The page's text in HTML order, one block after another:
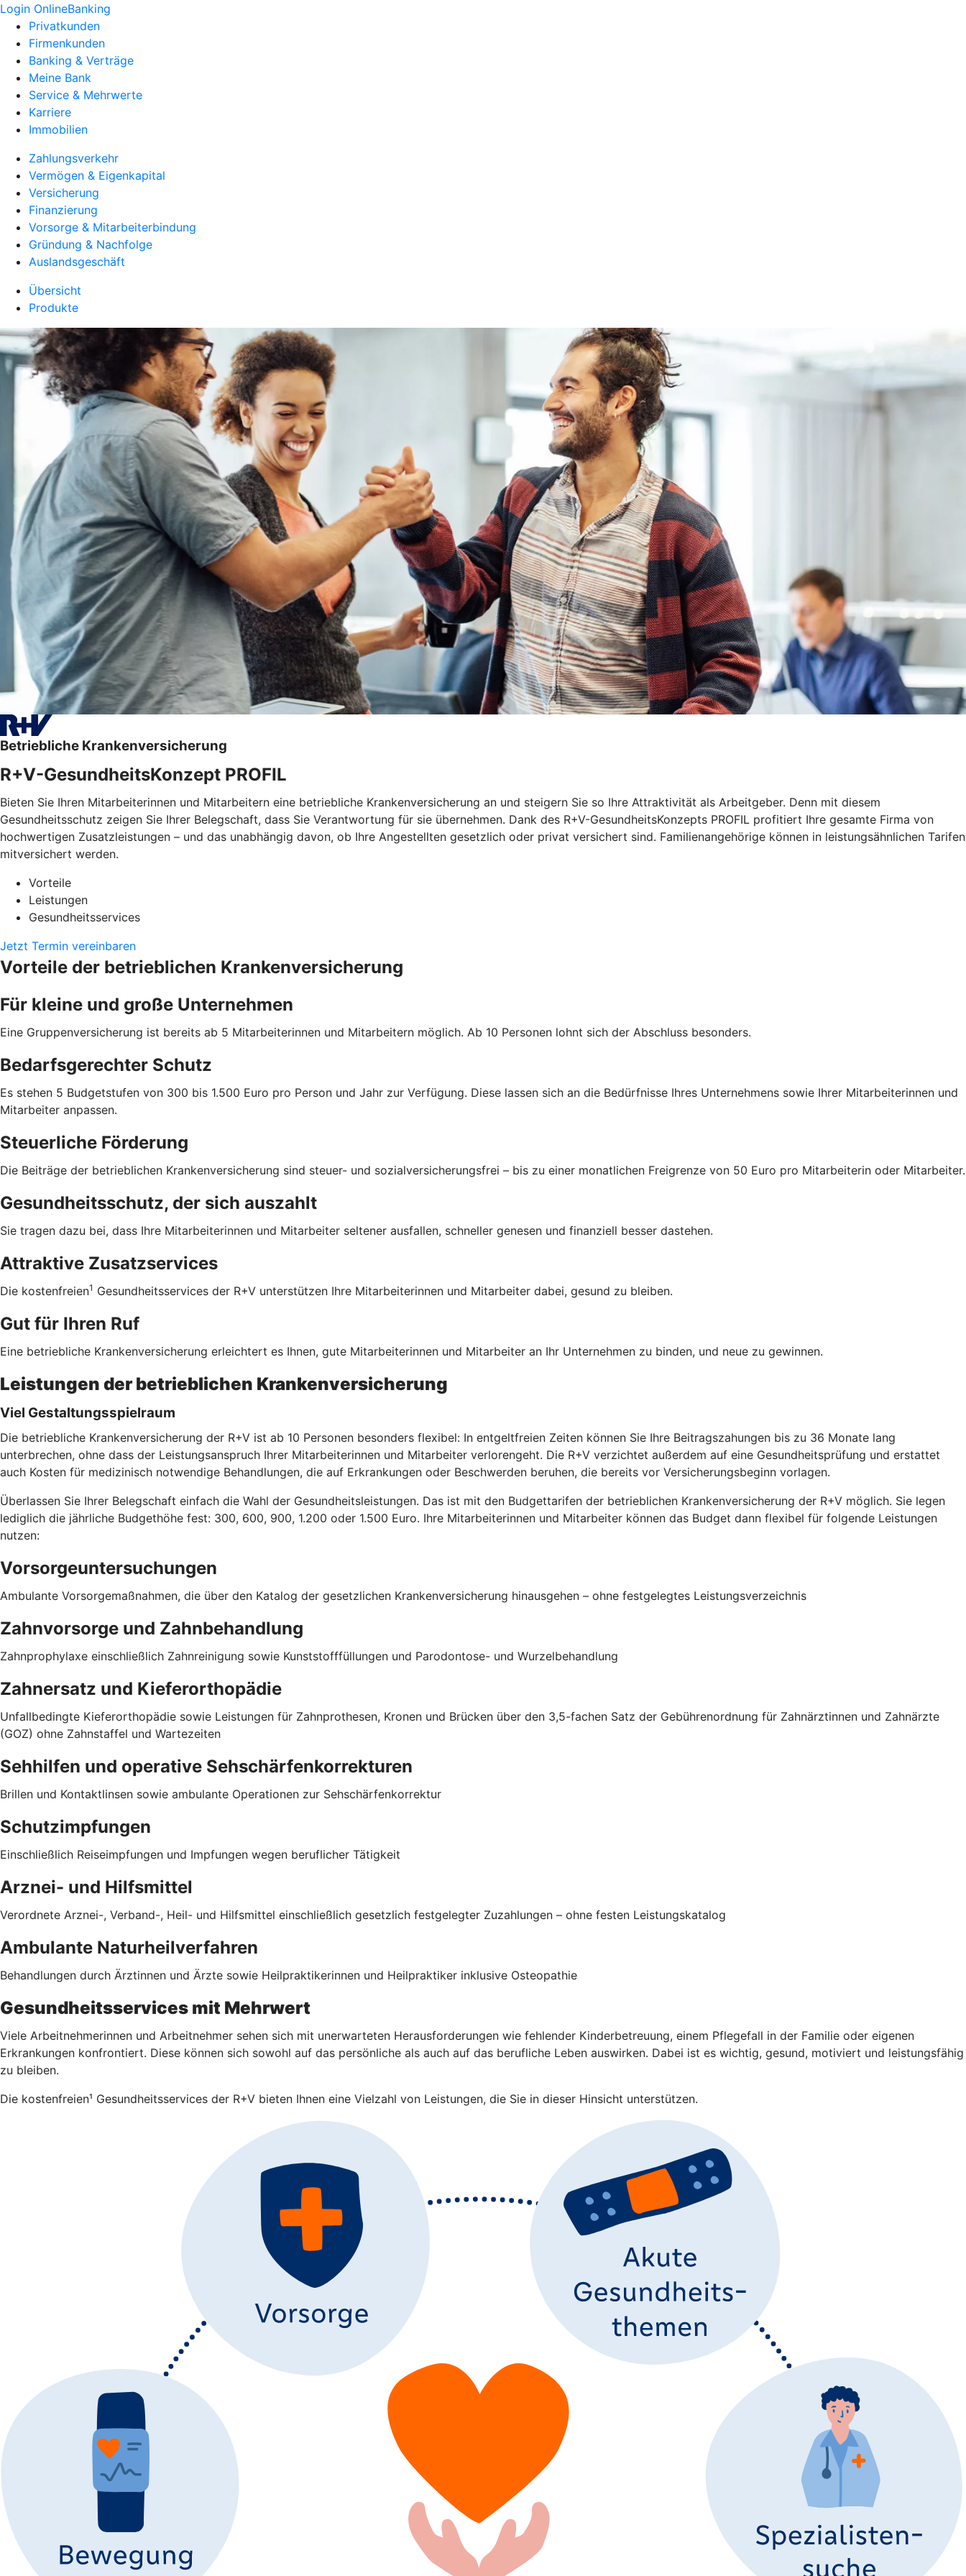
Login OnlineBanking
Privatkunden
Firmenkunden
Banking & Verträge
Meine Bank
Service & Mehrwerte
Karriere
Immobilien
Zahlungsverkehr
Vermögen & Eigenkapital
Versicherung
Finanzierung
Vorsorge & Mitarbeiterbindung
Gründung & Nachfolge
Auslandsgeschäft
Übersicht
Produkte
Betriebliche Krankenversicherung
R+V-GesundheitsKonzept PROFIL
Bieten Sie Ihren Mitarbeiterinnen und Mitarbeitern eine betriebliche Krankenversicherung an und steigern Sie so Ihre Attraktivität als Arbeitgeber. Denn mit diesem
Gesundheitsschutz zeigen Sie Ihrer Belegschaft, dass Sie Verantwortung für sie übernehmen. Dank des R+V-GesundheitsKonzepts PROFIL profitiert Ihre gesamte Firma von
hochwertigen Zusatzleistungen – und das unabhängig davon, ob Ihre Angestellten gesetzlich oder privat versichert sind. Familienangehörige können in leistungsähnlichen Tarifen
mitversichert werden.
Vorteile
Leistungen
Gesundheitsservices
Jetzt Termin vereinbaren
Vorteile der betrieblichen Krankenversicherung
Für kleine und große Unternehmen
Eine Gruppenversicherung ist bereits ab 5 Mitarbeiterinnen und Mitarbeitern möglich. Ab 10 Personen lohnt sich der Abschluss besonders.
Bedarfsgerechter Schutz
Es stehen 5 Budgetstufen von 300 bis 1.500 Euro pro Person und Jahr zur Verfügung. Diese lassen sich an die Bedürfnisse Ihres Unternehmens sowie Ihrer Mitarbeiterinnen und
Mitarbeiter anpassen.
Steuerliche Förderung
Die Beiträge der betrieblichen Krankenversicherung sind steuer- und sozialversicherungsfrei – bis zu einer monatlichen Freigrenze von 50 Euro pro Mitarbeiterin oder Mitarbeiter.
Gesundheitsschutz, der sich auszahlt
Sie tragen dazu bei, dass Ihre Mitarbeiterinnen und Mitarbeiter seltener ausfallen, schneller genesen und finanziell besser dastehen.
Attraktive Zusatzservices
Die kostenfreien1 Gesundheitsservices der R+V unterstützen Ihre Mitarbeiterinnen und Mitarbeiter dabei, gesund zu bleiben.
Gut für Ihren Ruf
Eine betriebliche Krankenversicherung erleichtert es Ihnen, gute Mitarbeiterinnen und Mitarbeiter an Ihr Unternehmen zu binden, und neue zu gewinnen.
Leistungen der betrieblichen Krankenversicherung
Viel Gestaltungsspielraum
Die betriebliche Krankenversicherung der R+V ist ab 10 Personen besonders flexibel: In entgeltfreien Zeiten können Sie Ihre Beitragszahungen bis zu 36 Monate lang
unterbrechen, ohne dass der Leistungsanspruch Ihrer Mitarbeiterinnen und Mitarbeiter verlorengeht. Die R+V verzichtet außerdem auf eine Gesundheitsprüfung und erstattet
auch Kosten für medizinisch notwendige Behandlungen, die auf Erkrankungen oder Beschwerden beruhen, die bereits vor Versicherungsbeginn vorlagen.
Überlassen Sie Ihrer Belegschaft einfach die Wahl der Gesundheitsleistungen. Das ist mit den Budgettarifen der betrieblichen Krankenversicherung der R+V möglich. Sie legen
lediglich die jährliche Budgethöhe fest: 300, 600, 900, 1.200 oder 1.500 Euro. Ihre Mitarbeiterinnen und Mitarbeiter können das Budget dann flexibel für folgende Leistungen
nutzen:
Vorsorgeuntersuchungen
Ambulante Vorsorgemaßnahmen, die über den Katalog der gesetzlichen Krankenversicherung hinausgehen – ohne festgelegtes Leistungsverzeichnis
Zahnvorsorge und Zahnbehandlung
Zahnprophylaxe einschließlich Zahnreinigung sowie Kunststofffüllungen und Parodontose- und Wurzelbehandlung
Zahnersatz und Kieferorthopädie
Unfallbedingte Kieferorthopädie sowie Leistungen für Zahnprothesen, Kronen und Brücken über den 3,5-fachen Satz der Gebührenordnung für Zahnärztinnen und Zahnärzte
(GOZ) ohne Zahnstaffel und Wartezeiten
Sehhilfen und operative Sehschärfenkorrekturen
Brillen und Kontaktlinsen sowie ambulante Operationen zur Sehschärfenkorrektur
Schutzimpfungen
Einschließlich Reiseimpfungen und Impfungen wegen beruflicher Tätigkeit
Arznei- und Hilfsmittel
Verordnete Arznei-, Verband-, Heil- und Hilfsmittel einschließlich gesetzlich festgelegter Zuzahlungen – ohne festen Leistungskatalog
Ambulante Naturheilverfahren
Behandlungen durch Ärztinnen und Ärzte sowie Heilpraktikerinnen und Heilpraktiker inklusive Osteopathie
Gesundheitsservices mit Mehrwert
Viele Arbeitnehmerinnen und Arbeitnehmer sehen sich mit unerwarteten Herausforderungen wie fehlender Kinderbetreuung, einem Pflegefall in der Familie oder eigenen
Erkrankungen konfrontiert. Diese können sich sowohl auf das persönliche als auch auf das berufliche Leben auswirken. Dabei ist es wichtig, gesund, motiviert und leistungsfähig
zu bleiben.
Die kostenfreien¹ Gesundheitsservices der R+V bieten Ihnen eine Vielzahl von Leistungen, die Sie in dieser Hinsicht unterstützen.